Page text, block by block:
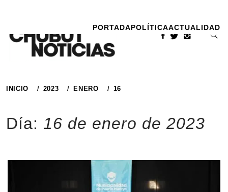
contenido
PORTADAPOLÍTICAACTUALIDAD
INICIO 2023 ENERO 16
Día: 16 de enero de 2023